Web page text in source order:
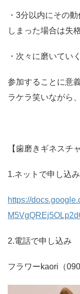
・3分以内にその
しまった場合は失
・次々に磨いてい
参加することに意
ラケラ笑いながら
【歯磨きギネスチ
1.ネットで申し込み
https://
2.電話で申し込み
フラワーkaori（